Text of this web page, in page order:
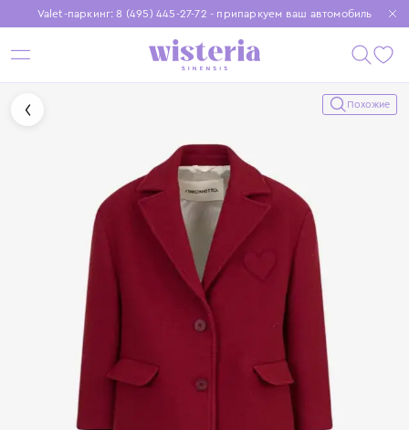
Valet-паркинг: 8 (495) 445-27-72 - припаркуем ваш автомобиль
Бесплатная доставка при заказе от 15 000 ₽
Установите приложение, чтобы покупки были еще удобнее
Похожие